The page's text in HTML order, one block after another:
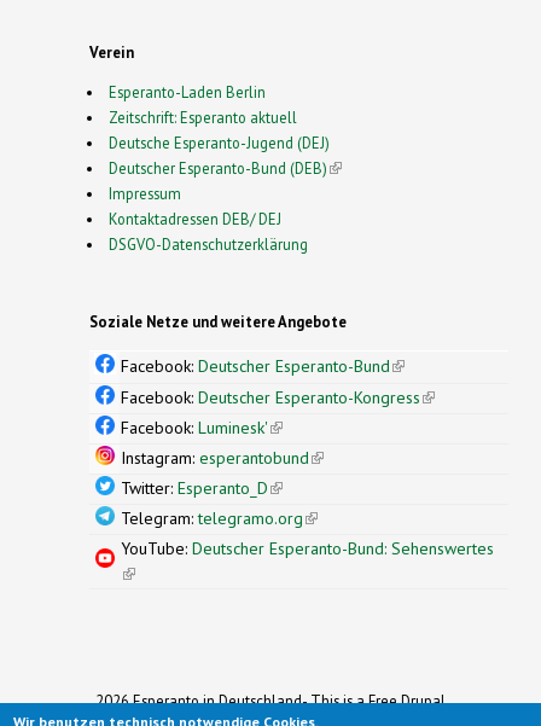
Verein
Esperanto-Laden Berlin
Zeitschrift: Esperanto aktuell
Deutsche Esperanto-Jugend (DEJ)
Deutscher Esperanto-Bund (DEB)(link is external)
Impressum
Kontaktadressen DEB/ DEJ
DSGVO-Datenschutzerklärung
Soziale Netze und weitere Angebote
Facebook: Deutscher Esperanto-Bund(link is
external)
Facebook: Deutscher Esperanto-Kongress(link is
Facebook: Luminesk'(link is external)
Instagram: esperantobund(link is external)
Twitter: Esperanto_D(link is external)
Telegram:telegramo.org(link is external)
YouTube: Deutscher Esperanto-Bund: Sehenswertes
(link is external)
2026 Esperanto in Deutschland- This is a Free Drupal
Theme
Wir benutzen technisch notwendige Cookies.